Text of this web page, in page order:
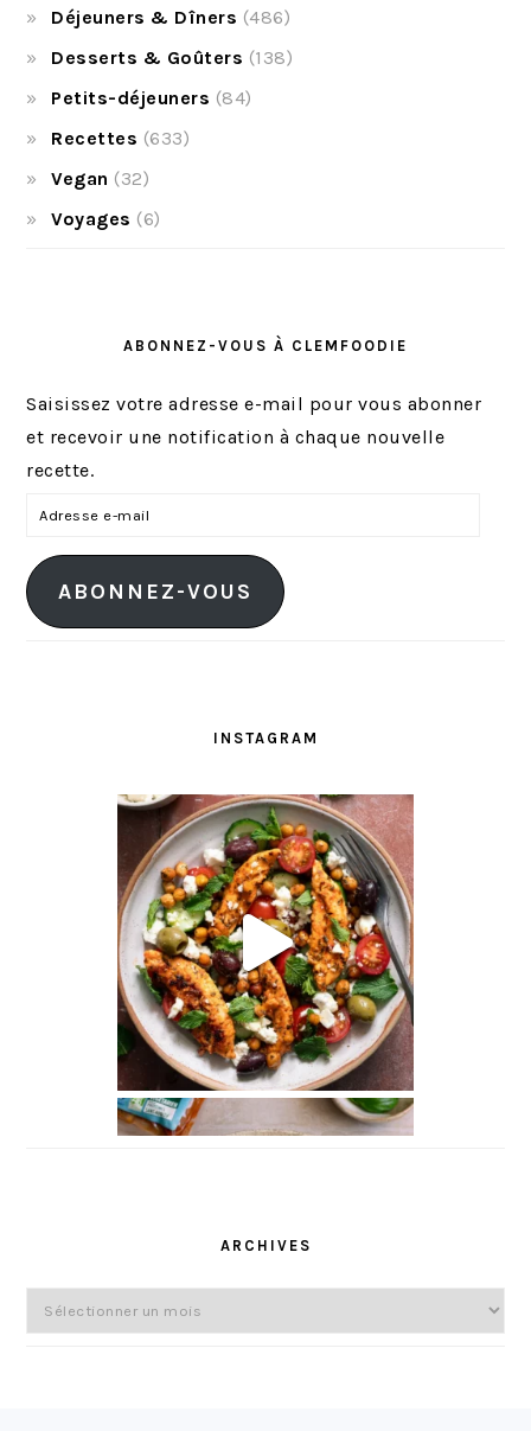
Déjeuners & Dîners (486)
Desserts & Goûters (138)
Petits-déjeuners (84)
Recettes (633)
Vegan (32)
Voyages (6)
ABONNEZ-VOUS À CLEMFOODIE
Saisissez votre adresse e-mail pour vous abonner
et recevoir une notification à chaque nouvelle
recette.
r
e
ABONNEZ-VOUS
INSTAGRAM
ARCHIVES
Archives